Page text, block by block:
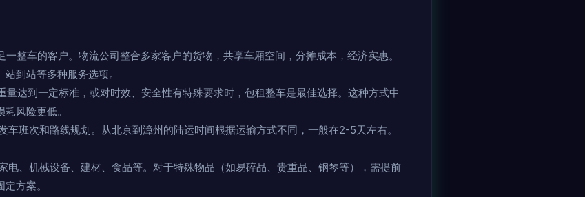
一整车的客户。物流公司整合多家客户的货物，共享车厢空间，分摊成本，经济实惠。
到站等多种服务选项。
量达到一定标准，或对时效、安全性有特殊要求时，包租整车是最佳选择。这种方式中
风险更低。
车班次和路线规划。从北京到漳州的陆运时间根据运输方式不同，一般在2-5天左右。
电、机械设备、建材、食品等。对于特殊物品（如易碎品、贵重品、钢琴等），需提前
方案。